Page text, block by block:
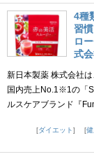
4種
習
ロ
式
新日本製薬 株式会社
国内売上No.1※1の「
ルスケアブランド『
ダイエット